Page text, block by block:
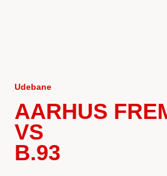
Udebane
AARHUS
VS
B.93